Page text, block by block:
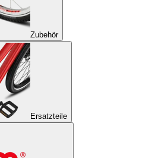
Zubehör
Ersatzteile